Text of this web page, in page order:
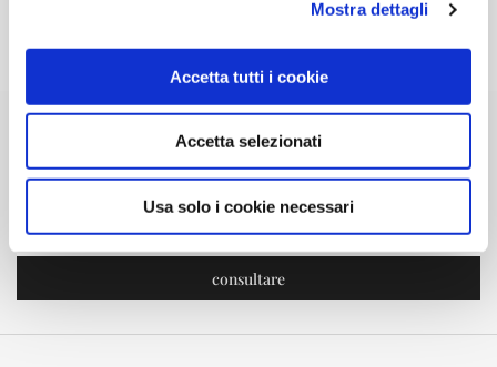
Mostra dettagli
Accetta tutti i cookie
Accetta selezionati
Usa solo i cookie necessari
LA MIA PRENOTAZIONE